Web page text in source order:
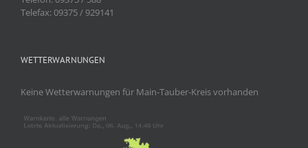
Telefax: 09375 / 929141
WETTERWARNUNGEN
Keine Wetterwarnungen für Main-Tauber-Kreis vorhanden